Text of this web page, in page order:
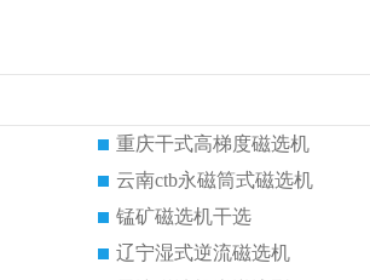
重庆干式高梯度磁选机
云南ctb永磁筒式磁选机
锰矿磁选机干选
辽宁湿式逆流磁选机